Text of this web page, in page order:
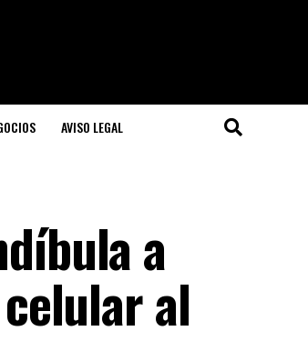
AVISO LEGAL
a
al